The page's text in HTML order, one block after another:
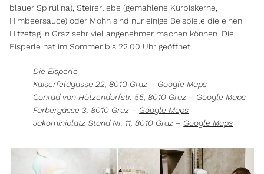
blauer Spirulina), Steirerliebe (gemahlene Kürbiskerne,
Himbeersauce) oder Mohn sind nur einige Beispiele die einen
Hitzetag in Graz sehr viel angenehmer machen können. Die
Eisperle hat im Sommer bis 22.00 Uhr geöffnet.
Die Eisperle
Kaiserfeldgasse 22, 8010 Graz – Google Maps
Conrad von Hötzendorfstr. 55, 8010 Graz – Google Maps
Färbergasse 3, 8010 Graz – Google Maps
Jakominiplatz Stand Nr. 11, 8010 Graz – Google Maps